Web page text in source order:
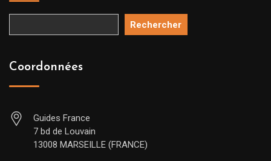
Rechercher
Coordonnées
Guides France
7 bd de Louvain
13008 MARSEILLE (FRANCE)